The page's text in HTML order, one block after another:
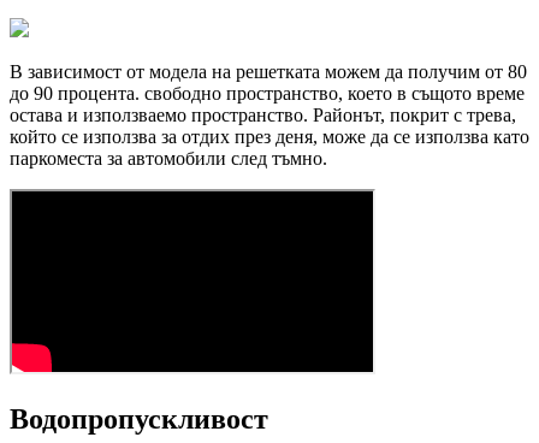
В зависимост от модела на решетката можем да получим от 80
до 90 процента. свободно пространство, което в същото време
остава и използваемо пространство. Районът, покрит с трева,
който се използва за отдих през деня, може да се използва като
паркоместа за автомобили след тъмно.
Водопропускливост